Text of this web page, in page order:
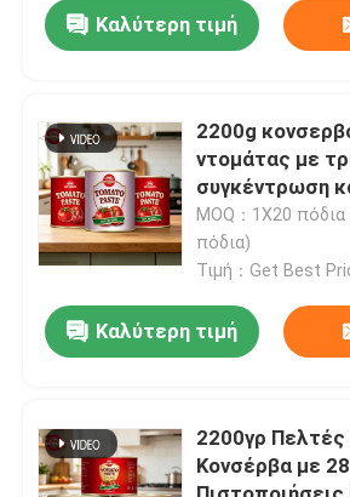
Σπίτι
Βίντεο
Καλύτερη τιμή
2200g
ντομάτας με
συγκέντρωση
για ανώτερη
MOQ：1Χ20
πόδια)
Τιμή：Get Best
Καλύτερη τιμή
2200γρ
Κονσέρβα με